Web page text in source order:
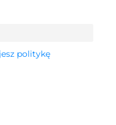
politykę